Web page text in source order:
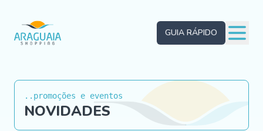
GUIA RÁPIDO
..promoções e eventos
NOVIDADES